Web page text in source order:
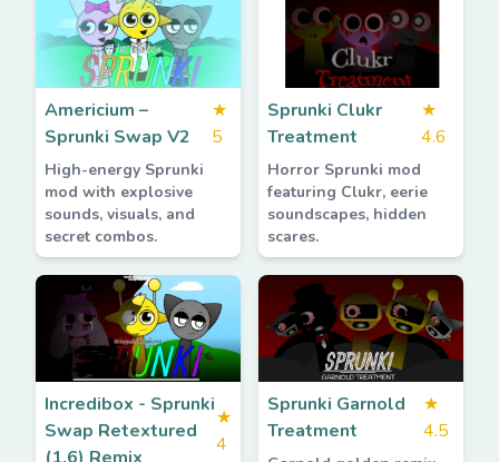
Americium –
Sprunki Swap V2
★
5
High-energy Sprunki
mod with explosive
sounds, visuals, and
secret combos.
Sprunki Clukr
Treatment
★
4.6
Horror Sprunki mod
featuring Clukr, eerie
soundscapes, hidden
scares.
Incredibox - Sprunki
Swap Retextured
★
4
Sprunki Garnold
Treatment
★
4.5